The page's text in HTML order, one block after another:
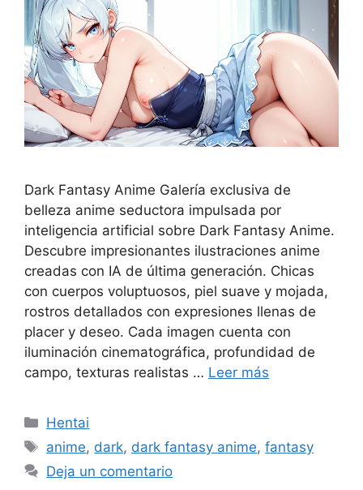
Dark Fantasy Anime Galería exclusiva de
belleza anime seductora impulsada por
inteligencia artificial sobre Dark Fantasy Anime.
Descubre impresionantes ilustraciones anime
creadas con IA de última generación. Chicas
con cuerpos voluptuosos, piel suave y mojada,
rostros detallados con expresiones llenas de
placer y deseo. Cada imagen cuenta con
iluminación cinematográfica, profundidad de
campo, texturas realistas … Leer más
Categorías
Hentai
Etiquetas
anime, dark, dark fantasy anime,fantasy
Deja un comentario